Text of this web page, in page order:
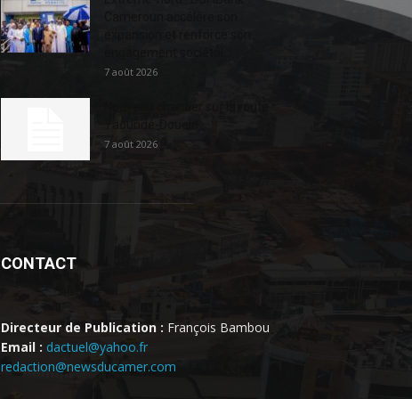
7 août 2026
7 août 2026
CONTACT
Directeur de Publication : François Bambou
Email : dactuel@yahoo.fr
redaction@newsducamer.com